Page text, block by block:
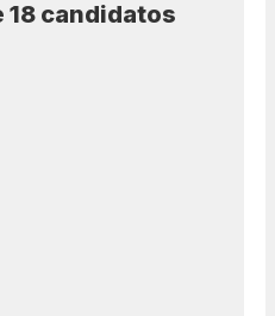
18 candidatos